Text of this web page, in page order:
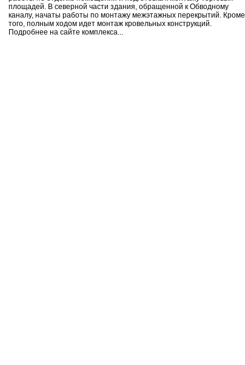
площадей. В северной части здания, обращенной к Обводному
каналу, начаты работы по монтажу межэтажных перекрытий. Кроме
того, полным ходом идет монтаж кровельных конструкций.
Подробнее на сайте комплекса...